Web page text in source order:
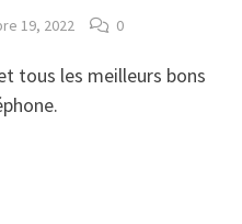
19, 2022 0
tous les meilleurs bons